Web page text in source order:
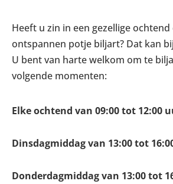
Heeft u zin in een gezellige
ontspannen potje biljart? Dat kan
U bent van harte welkom om te
volgende momenten:
Elke ochtend van 09:00 tot 12:00
Dinsdagmiddag van 13:00 tot
Donderdagmiddag van 13:00 tot